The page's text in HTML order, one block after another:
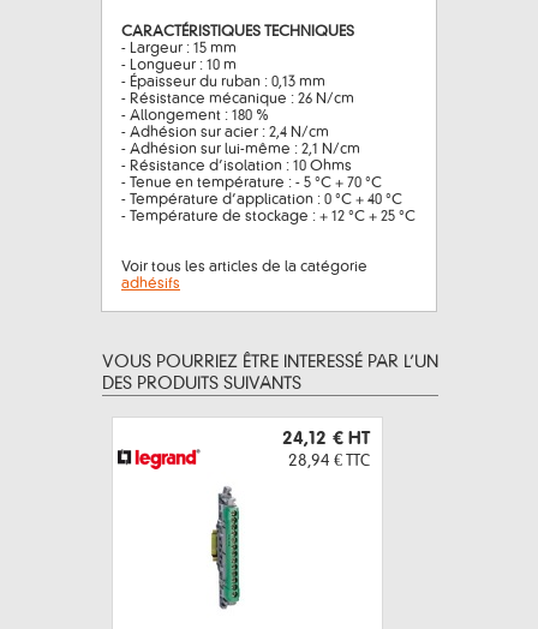
CARACTÉRISTIQUES TECHNIQUES
- Largeur : 15 mm
- Longueur : 10 m
- Épaisseur du ruban : 0,13 mm
- Résistance mécanique : 26 N/cm
- Allongement : 180 %
- Adhésion sur acier : 2,4 N/cm
- Adhésion sur lui-même : 2,1 N/cm
- Résistance d’isolation : 10 Ohms
- Tenue en température : - 5 °C + 70 °C
- Température d’application : 0 °C + 40 °C
- Température de stockage : + 12 °C + 25 °C
Voir tous les articles de la catégorie
adhésifs
VOUS POURRIEZ ÊTRE INTERESSÉ PAR L’UN
DES PRODUITS SUIVANTS
24,12 € HT
28,94 € TTC